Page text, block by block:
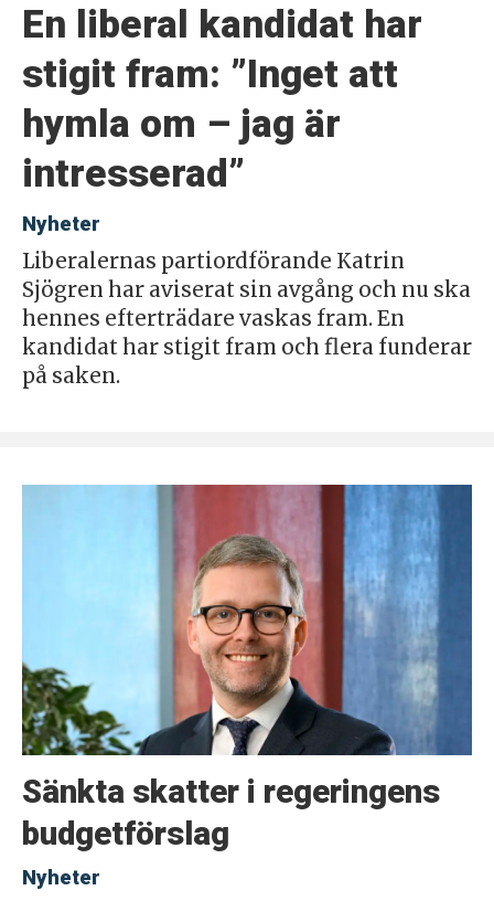
En liberal kandidat har
stigit fram: ”Inget att
hymla om – jag är
intresserad”
Nyheter
Liberalernas partiordförande Katrin
Sjögren har aviserat sin avgång och nu ska
hennes efterträdare vaskas fram. En
kandidat har stigit fram och flera funderar
på saken.
Sänkta skatter i regeringens
budgetförslag
Nyheter